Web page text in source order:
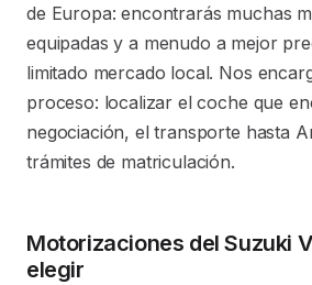
de Europa: encontrarás muchas
equipadas y a menudo a mejor
limitado mercado local. Nos
proceso: localizar el coche que
negociación, el transporte hasta
trámites de matriculación.
Motorizaciones del Suzuki
elegir